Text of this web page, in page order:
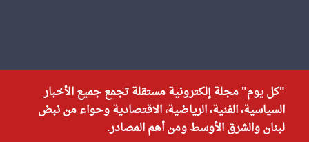
"كل يوم" مجلة إلكترونية مستقلة تجمع جميع الأخبار
السياسية، الفنية، الرياضية، الاقتصادية وحواء من نبض
لبنان والشرق الأوسط ومن أهم المصادر.